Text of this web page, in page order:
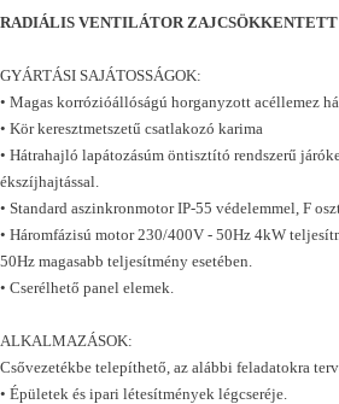
RADIÁLIS VENTILÁTOR
GYÁRTÁSI SAJÁTOSSÁGOK:
• Magas korrózióállóságú horganyzott acéllemez
• Kör keresztmetszetű csatlakozó karima
• Hátrahajló lapátozásúm öntisztító rendszerű
ékszíjhajtással.
• Standard aszinkronmotor IP-55 védelemmel, F
• Háromfázisú motor 230/400V - 50Hz 4kW
50Hz magasabb teljesítmény esetében.
• Cserélhető panel elemek.
ALKALMAZÁSOK:
Csővezetékbe telepíthető, az alábbi feladatokra
• Épületek és ipari létesítmények légcseréje.